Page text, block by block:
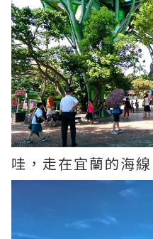
哇，走在宜蘭的海